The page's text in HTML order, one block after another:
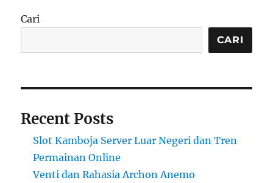
Cari
CARI
Recent Posts
Slot Kamboja Server Luar Negeri dan Tren
Permainan Online
Venti dan Rahasia Archon Anemo